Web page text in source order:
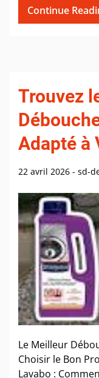
Continue
Trouvez
Adapté à
22 avril 2026 - sd-
Le Meilleur
Choisir le Bon
Lavabo :